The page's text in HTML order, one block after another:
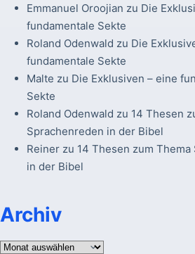
Emmanuel Oroojian zu Die
fundamentale Sekte
Roland Odenwald zu Die
fundamentale Sekte
Malte zu Die Exklusiven – eine
Sekte
Roland Odenwald zu 14 Thesen
Sprachenreden in der Bibel
Reinerzu 14 Thesen zum
in der Bibel
Archiv
Archiv